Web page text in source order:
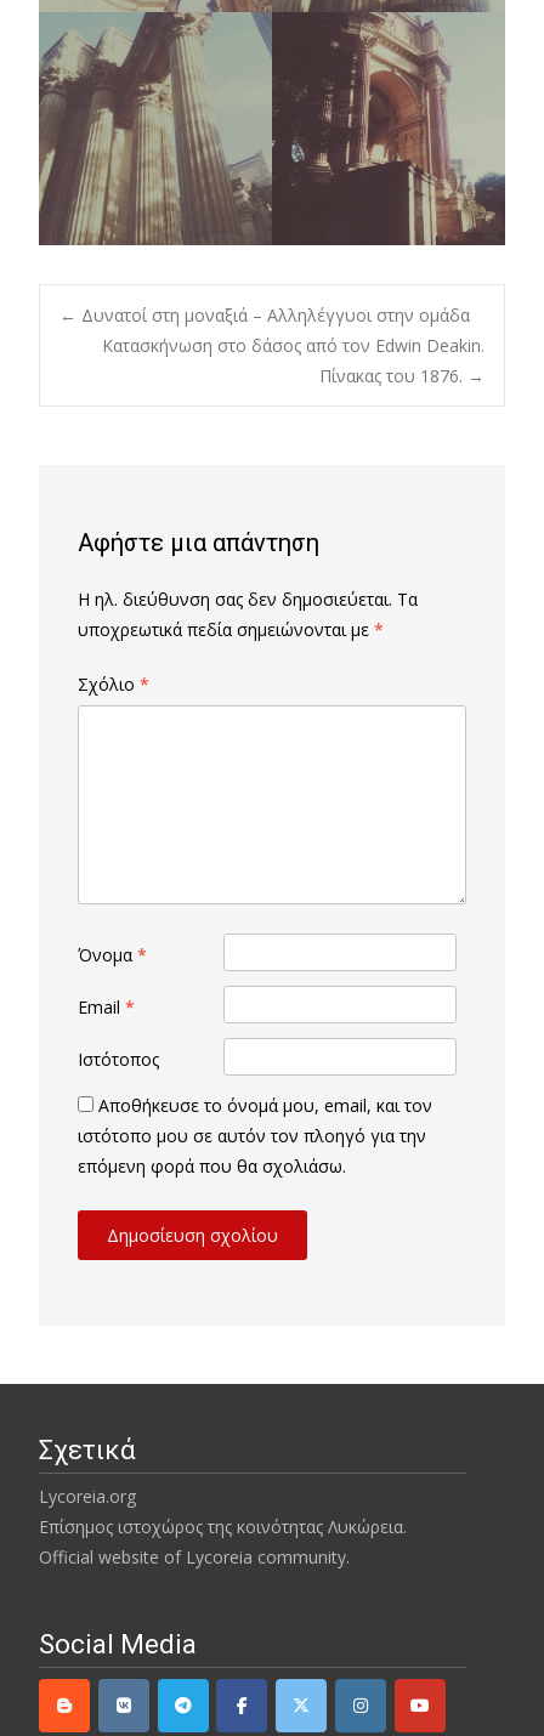
Post
navigation
← Δυνατοί στη μοναξιά – Αλληλέγγυοι στην ομάδα
Κατασκήνωση στο δάσος από τον Edwin Deakin.
Πίνακας του 1876. →
Αφήστε μια απάντηση
Η ηλ. διεύθυνση σας δεν δημοσιεύεται. Τα
υποχρεωτικά πεδία σημειώνονται με *
Σχόλιο *
Όνομα *
Email *
Ιστότοπος
Αποθήκευσε το όνομά μου, email, και τον
ιστότοπο μου σε αυτόν τον πλοηγό για την
επόμενη φορά που θα σχολιάσω.
Σχετικά
Lycoreia.org
Επίσημος ιστοχώρος της κοινότητας Λυκώρεια.
Official website of Lycoreia community.
Social Media